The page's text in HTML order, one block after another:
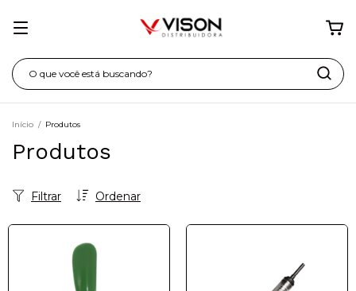
Início / Produtos
Produtos
Ordenar
Filtrar